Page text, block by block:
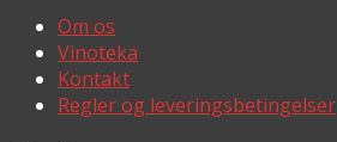
Om os
Vinoteka
Kontakt
Regler og leveringsbetingelser